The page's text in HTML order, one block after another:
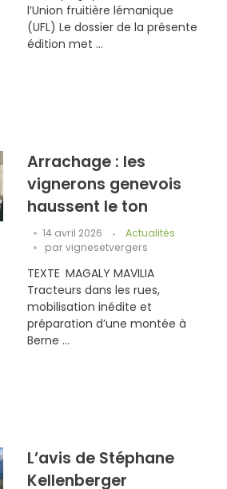
l’Union fruitière lémanique
(UFL) Le dossier de la présente
édition met ...
Arrachage : les
vignerons genevois
haussent le ton
14 avril 2026
Actualités
par vignesetvergers
TEXTE MAGALY MAVILIA
Tracteurs dans les rues,
mobilisation inédite et
préparation d’une montée à
Berne ...
L’avis de Stéphane
Kellenberger